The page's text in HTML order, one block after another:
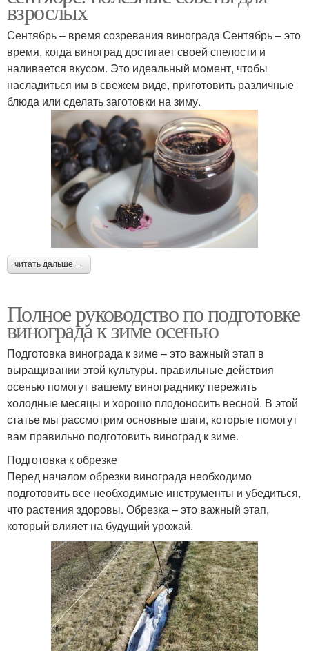
взрослых
Сентябрь – время созревания винограда Сентябрь – это
время, когда виноград достигает своей спелости и
наливается вкусом. Это идеальный момент, чтобы
насладиться им в свежем виде, приготовить различные
блюда или сделать заготовки на зиму.
читать дальше →
Полное руководство по подготовке
винограда к зиме осенью
Подготовка винограда к зиме – это важный этап в
выращивании этой культуры. правильные действия
осенью помогут вашему винограднику пережить
холодные месяцы и хорошо плодоносить весной. В этой
статье мы рассмотрим основные шаги, которые помогут
вам правильно подготовить виноград к зиме.
Подготовка к обрезке
Перед началом обрезки винограда необходимо
подготовить все необходимые инструменты и убедиться,
что растения здоровы. Обрезка – это важный этап,
который влияет на будущий урожай.